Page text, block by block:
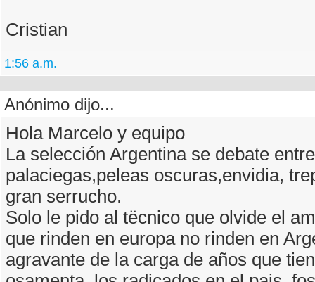
Cristian
1:56 a.m.
Anónimo dijo...
Hola Marcelo y equipo
La selección Argentina se debate
palaciegas,peleas oscuras,envidia,
gran serrucho.
Solo le pido al tëcnico que olvide el
que rinden en europa no rinden en
agravante de la carga de años que